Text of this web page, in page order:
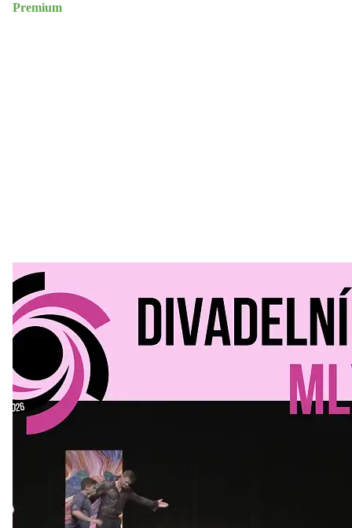
Premium
Divadelní Mlýn 30. 07. 2026
Kultura a volný čas
Divadelní mlýn. 15. až 18. října KD
MLEJN. Vstupenky již v prodeji.
Přijďte na přátelský festival divadla a inspirace 15. až 18.
října 2026 Vstupenky již v prodeji na GOOUT -
https://divadelnimlyn.cz/vstupenky Představ si čtyři dny